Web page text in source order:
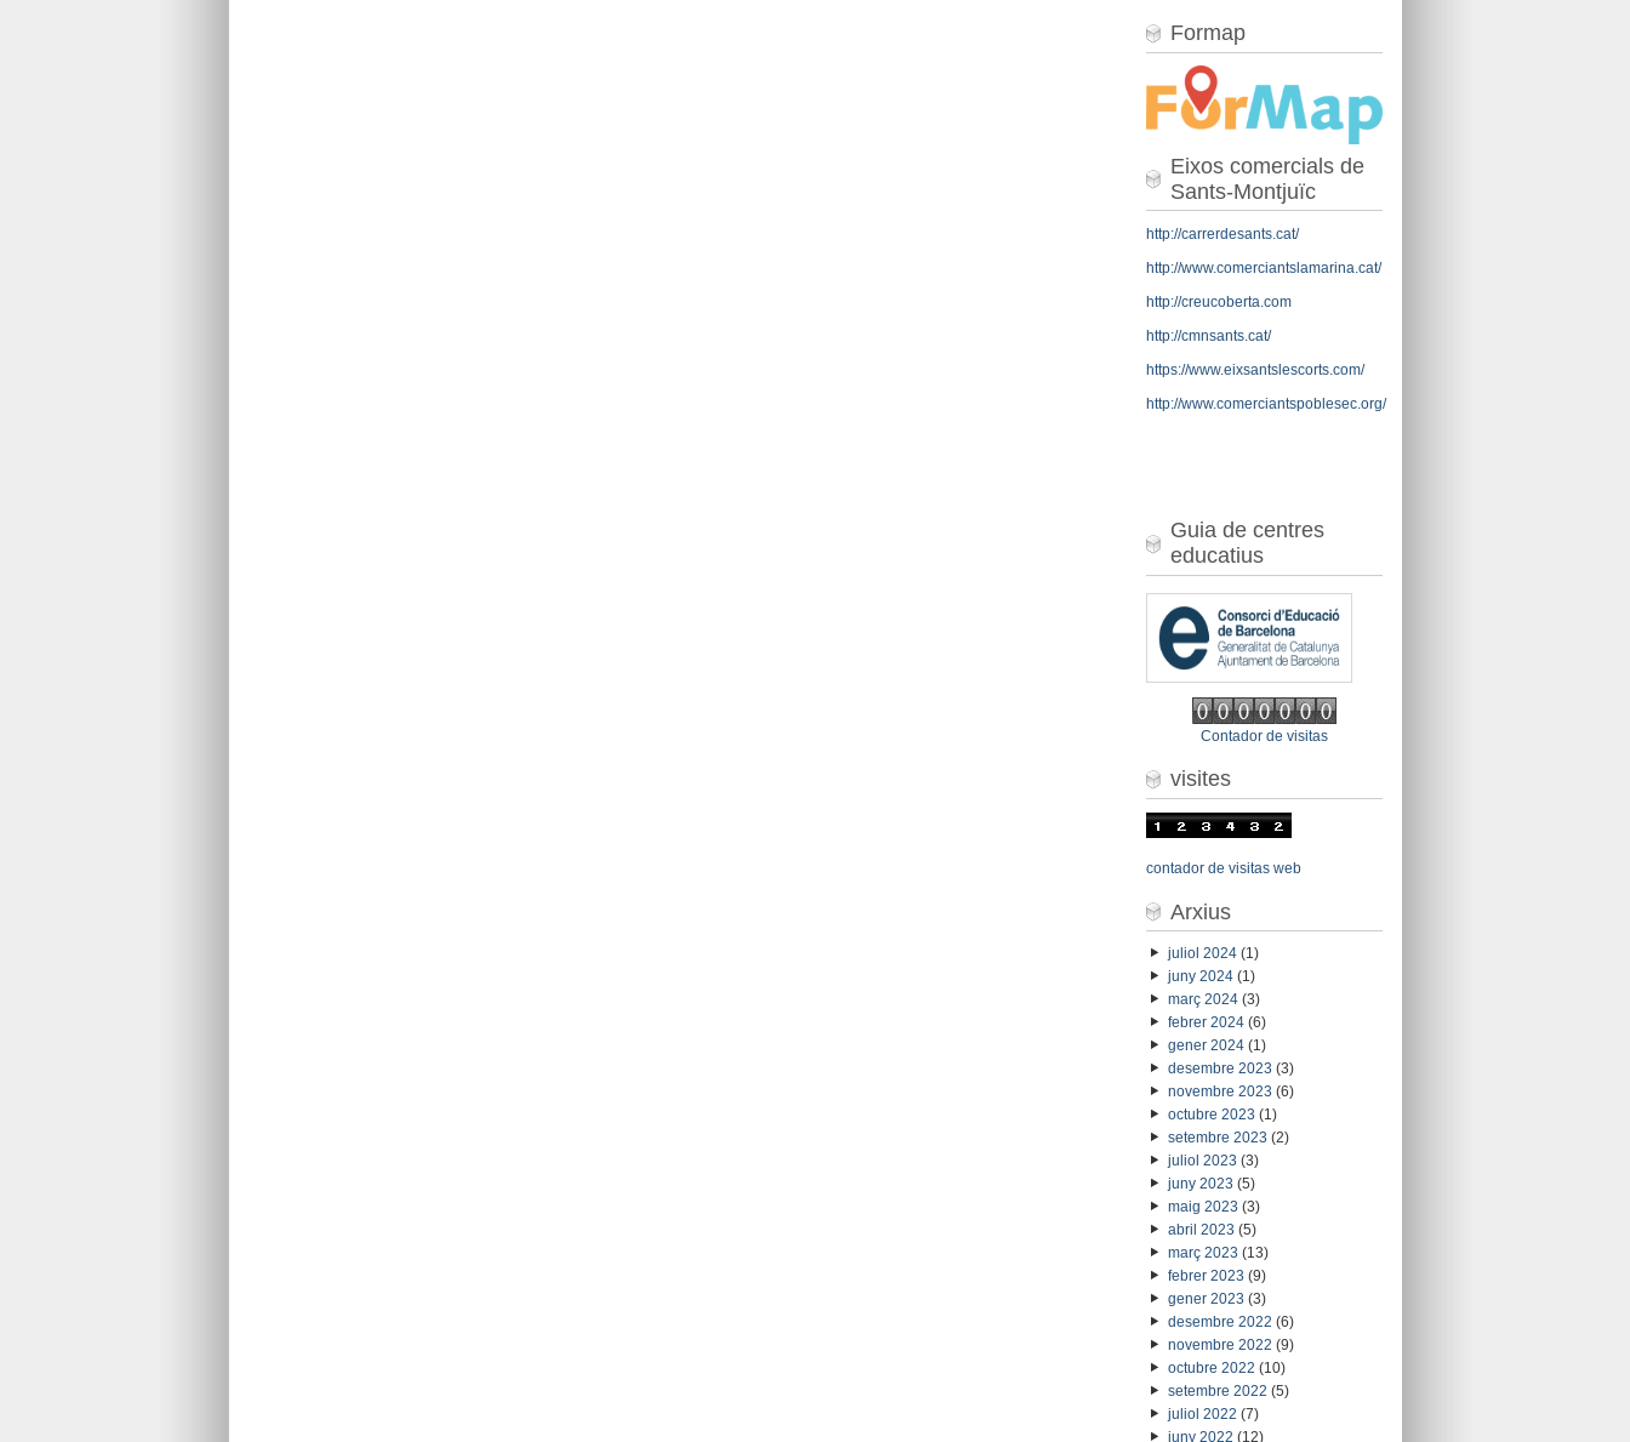
Formap
Eixos comercials de
Sants-Montjuïc
http://carrerdesants.cat/
http://www.comerciantslamarina.cat/
http://creucoberta.com
http://cmnsants.cat/
https://www.eixsantslescorts.com/
http://www.comerciantspoblesec.org/
Guia de centres
educatius
Contador de visitas
visites
contador de visitas web
Arxius
juliol 2024(1)
juny 2024(1)
març 2024(3)
febrer 2024(6)
gener 2024(1)
desembre 2023 (3)
novembre 2023 (6)
octubre 2023 (1)
setembre 2023 (2)
juliol 2023 (3)
juny 2023 (5)
maig 2023 (3)
abril 2023 (5)
març 2023 (13)
febrer 2023 (9)
gener 2023 (3)
desembre 2022 (6)
novembre 2022 (9)
octubre 2022 (10)
setembre 2022 (5)
juliol 2022 (7)
juny 2022 (12)